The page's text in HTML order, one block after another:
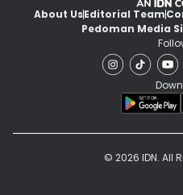
About UsEditorial Team
Pedoman Media
© 2026 IDN. All